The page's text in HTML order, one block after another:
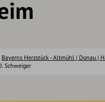
Bayerns Herzstück - Altmühl | Donau |
Schweiger